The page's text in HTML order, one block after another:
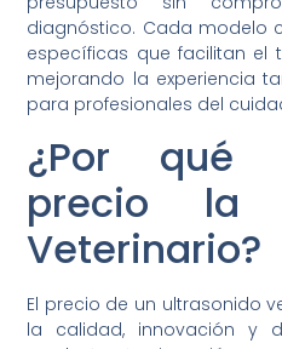
diagnóstico. Cada modelo
específicas que facilitan el
mejorando la experiencia
para profesionales del
¿Por qué
precio la
Veterinario?
El precio de un ultrasonido
la calidad, innovación y